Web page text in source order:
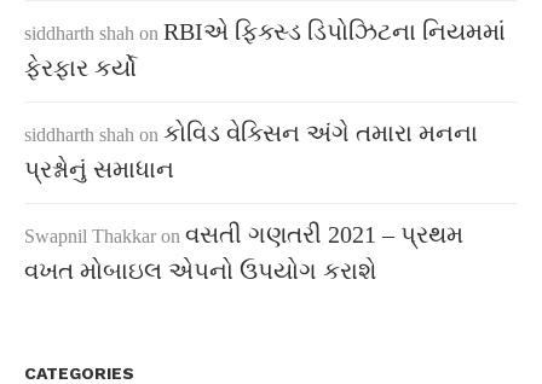
siddharth shah on RBIએ ફિક્સ્ડ ડિપોઝિટના નિયમમાં
ફેરફાર કર્યો
siddharth shah on કોવિડ વેક્સિન અંગે તમારા મનના
પ્રશ્નોનું સમાધાન
Swapnil Thakkar on વસતી ગણતરી 2021 – પ્રથમ
વખત મોબાઇલ એપનો ઉપયોગ કરાશે
CATEGORIES